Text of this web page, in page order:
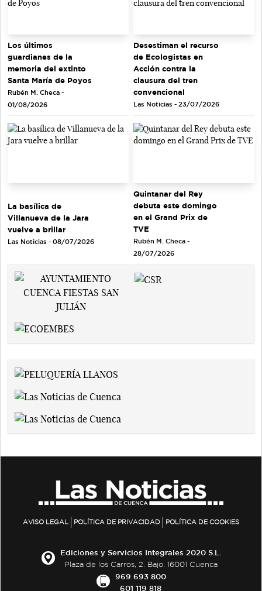
Los últimos
guardianes de la
memoria del extinto
Santa María de Poyos
Rubén M. Checa -
01/08/2026
Desestiman el recurso
de Ecologistas en
Acción contra la
clausura del tren
convencional
Las Noticias - 23/07/2026
La basílica de
Villanueva de la Jara
vuelve a brillar
Las Noticias - 08/07/2026
Quintanar del Rey
debuta este domingo
en el Grand Prix de
TVE
Rubén M. Checa -
28/07/2026
AVISO LEGAL POLÍTICA DE PRIVACIDAD POLÍTICA DE COOKIES
Ediciones y Servicios Integrales 2020 S.L.
Plaza de los Carros, 2. Bajo. 16001 Cuenca
969 693 800
601 119 818